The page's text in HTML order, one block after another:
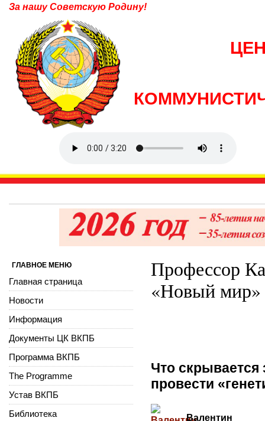
За нашу Советскую Родину!
Профессор
«Новый мир»
Что скрывается
провести
Валентин
ГЛАВНОЕ МЕНЮ
Главная страница
Новости
Информация
Документы ЦК ВКПБ
Программа ВКПБ
The Programme
Устав ВКПБ
Библиотека